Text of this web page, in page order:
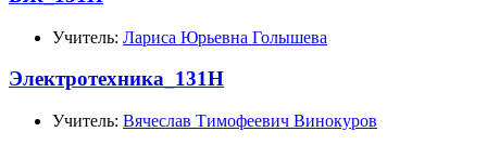
Учитель: Лариса Юрьевна Голышева
Электротехника_131Н
Учитель: Вячеслав Тимофеевич Винокуров